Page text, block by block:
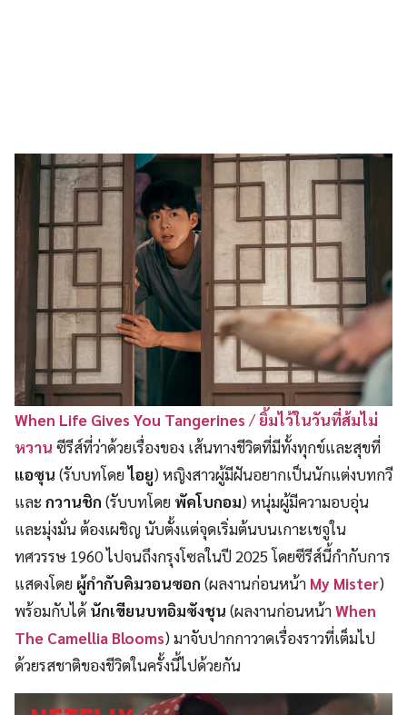
When Life Gives You Tangerines /ยิ้มไว้ในวันที่ส้มไม่
หวาน ซีรีส์ที่ว่าด้วยเรื่องของ เส้นทางชีวิตที่มีทั้งทุกข์และสุขที่
แอซุน (รับบทโดยไอยู) หญิงสาวผู้มีฝันอยากเป็นนักแต่งบทกวี
และ กวานชิก (รับบทโดย พัคโบกอม) หนุ่มผู้มีความอบอุ่น
และมุ่งมั่น ต้องเผชิญ นับตั้งแต่จุดเริ่มต้นบนเกาะเชจูใน
ทศวรรษ 1960 ไปจนถึงกรุงโซลในปี 2025 โดยซีรีส์นี้กำกับการ
แสดงโดย ผู้กำกับคิมวอนซอก (ผลงานก่อนหน้า My Mister)
พร้อมกับได้ นักเขียนบทอิมซังชุน (ผลงานก่อนหน้าWhen
The Camellia Blooms) มาจับปากกาวาดเรื่องราวที่เต็มไป
ด้วยรสชาติของชีวิตในครั้งนี้ไปด้วยกัน